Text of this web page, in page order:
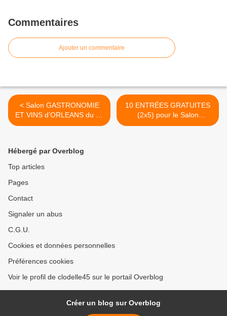
Commentaires
Ajouter un commentaire
< Salon GASTRONOMIE
ET VINS d’ORLEANS du 23
au 26 Novembre 2018 :
10 ENTRÉES GRATUITES
(2x5) pour le Salon
Gastronomie & Vins - 23 au
Hébergé par Overblog
Top articles
Pages
Contact
Signaler un abus
C.G.U.
Cookies et données personnelles
Préférences cookies
Voir le profil de clodelle45 sur le portail Overblog
Créer un blog sur Overblog